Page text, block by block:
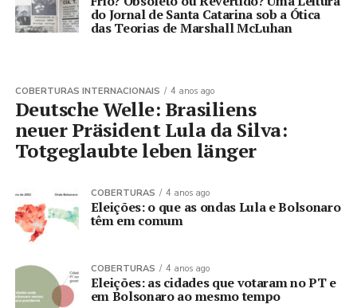
do Jornal de Santa Catarina sob a Ótica
das Teorias de Marshall McLuhan
COBERTURAS INTERNACIONAIS 4 anos ago
Deutsche Welle: Brasiliens
neuer Präsident Lula da Silva:
Totgeglaubte leben länger
COBERTURAS 4 anos ago
Eleições: o que as ondas Lula e Bolsonaro
têm em comum
COBERTURAS 4 anos ago
Eleições: as cidades que votaram no PT e
em Bolsonaro ao mesmo tempo